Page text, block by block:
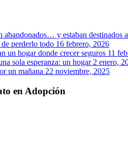
abandonados… y estaban destinados
perderlo todo 16 febrero, 2026
un hogar donde crecer seguros 11
sola esperanza: un hogar 2 enero,
un mañana 22 noviembre, 2025
en Adopción